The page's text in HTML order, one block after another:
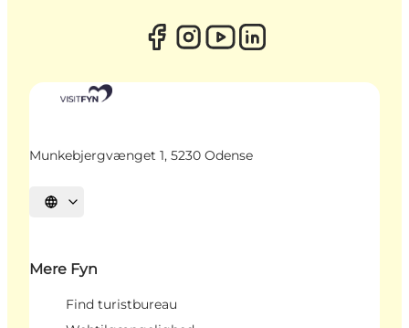
Munkebjergvænget 1, 5230 Odense
Vælg sprog
Mere Fyn
Find turistbureau